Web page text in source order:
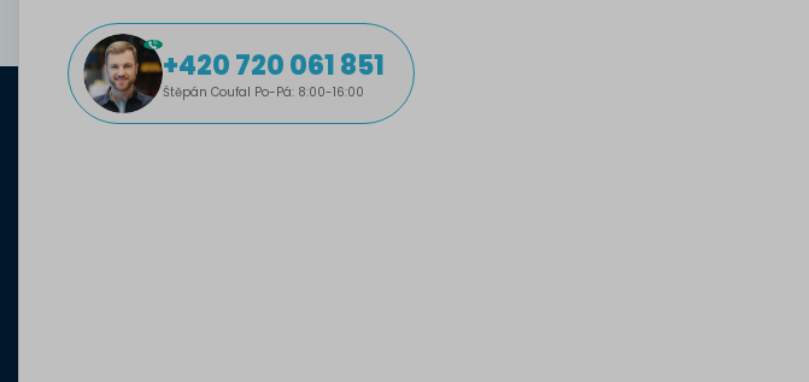
+420 720 061 851
Štěpán Coufal Po-Pá: 8:00-16:00